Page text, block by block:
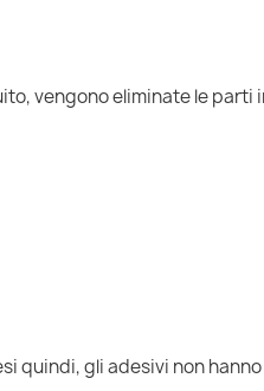
vengono eliminate le parti
quindi, gli adesivi non